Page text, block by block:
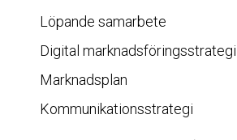
Löpande samarbete
Digital marknadsföringsstrategi
Marknadsplan
Kommunikationsstrategi